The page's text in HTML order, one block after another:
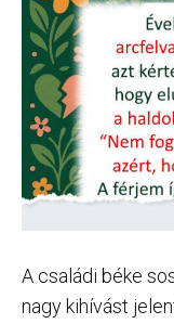
A családi béke
nagy kihívást